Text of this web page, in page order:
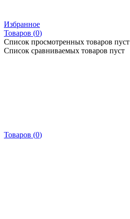
Избранное
Товаров (0)
Список просмотренных товаров пуст
Список сравниваемых товаров пуст
Товаров (0)